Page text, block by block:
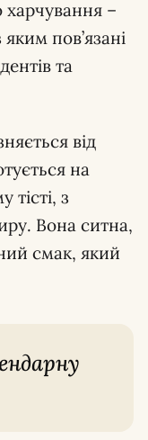
–
пов’язані
та
від
на
з
Вона ситна,
смак, який